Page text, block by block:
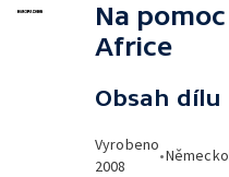
Na pomoc
Africe
Obsah dílu
Vyrobeno
2008
•Německo